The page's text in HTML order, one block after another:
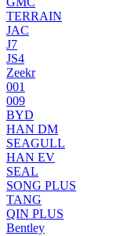
TERRAIN
JAC
J7
JS4
Zeekr
001
009
BYD
HAN DM
SEAGULL
HAN EV
SEAL
SONG PLUS
TANG
QIN PLUS
Bentley